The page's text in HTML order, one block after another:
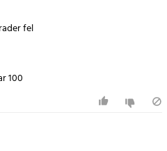
klick-fäste
och justerbar mobilhållare
kompatibel med de flesta
fel
100